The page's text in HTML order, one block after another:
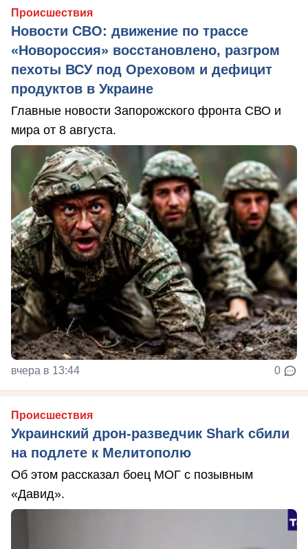
Происшествия
Новости СВО: движение по трассе
«Новороссия» восстановлено, разгром
пехоты ВСУ под Ореховом и дефицит
продуктов в Украине
Главные новости Запорожского фронта СВО и
мира от 8 августа.
вчера в 13:44 0
Происшествия
Украинский дрон-разведчик Shark сбили
на подлете к Мелитополю
Об этом рассказал боец МОГ с позывным
«Давид».